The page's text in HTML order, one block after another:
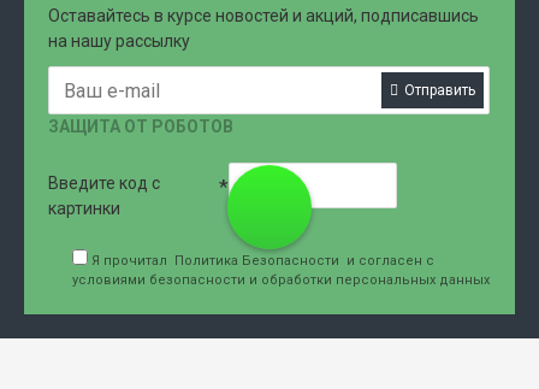
Оставайтесь в курсе новостей и акций, подписавшись
на нашу рассылку
Отправить
ЗАЩИТА ОТ РОБОТОВ
Введите код с
картинки
Я прочитал Политика Безопасности
и согласен с
условиями безопасности и обработки персональных данных
707-76-